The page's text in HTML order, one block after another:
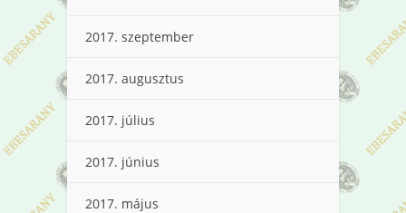
2017. szeptember
2017. augusztus
2017. július
2017. június
2017. május